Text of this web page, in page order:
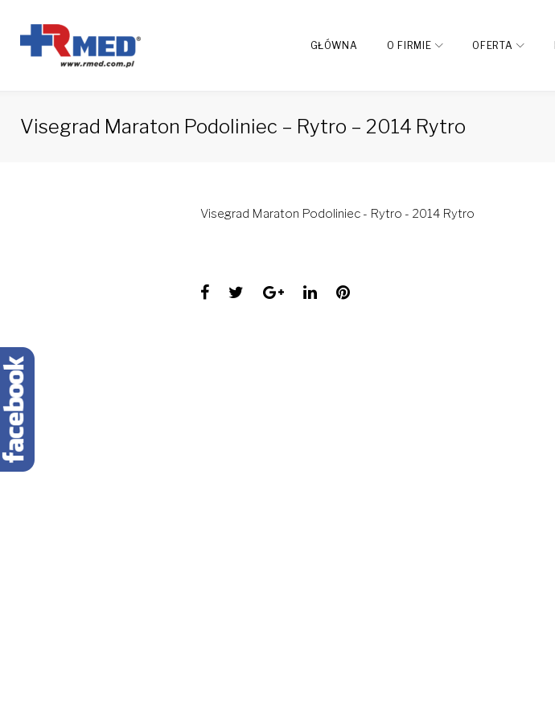
GŁÓWNA O FIRMIE OFERTA
Visegrad Maraton Podoliniec – Rytro – 2014 Rytro
Visegrad Maraton Podoliniec - Rytro - 2014 Rytro
Facebook
TwitterGoogle+
LinkedInPinterest